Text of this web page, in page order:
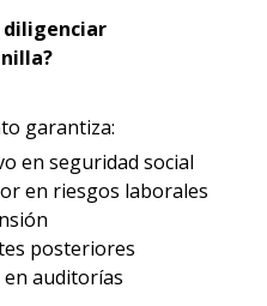
diligenciar
garantiza:
en seguridad social
en riesgos laborales
ón
posteriores
en auditorías